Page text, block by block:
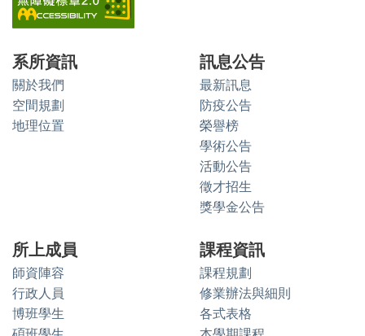
系所資訊
關於我們
空間規劃
地理位置
訊息公告
最新訊息
防疫公告
榮譽榜
學術公告
活動公告
徵才招生
獎學金公告
所上成員
師資陣容
行政人員
博班學生
課程資訊
課程規劃
修業辦法與細則
各式表格